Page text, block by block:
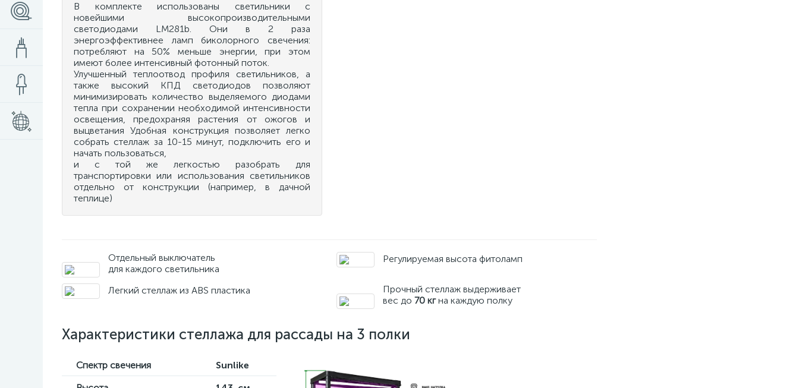
В комплекте использованы светильники с
новейшими высокопроизводительными
светодиодами LM281b. Они в 2 раза
энергоэффективнее ламп биколорного свечения:
потребляют на 50% меньше энергии, при этом
имеют более интенсивный фотонный поток.
Улучшенный теплоотвод профиля светильников, а
также высокий КПД светодиодов позволяют
минимизировать количество выделяемого диодами
тепла при сохранении необходимой интенсивности
освещения, предохраняя растения от ожогов и
выцветания Удобная конструкция позволяет легко
собрать стеллаж за 10-15 минут, подключить его и
начать пользоваться,
и с той же легкостью разобрать для
транспортировки или использования светильников
отдельно от конструкции (например, в дачной
теплице)
Отдельный выключатель
для каждого светильника
Регулируемая высота фитоламп
Легкий стеллаж из ABS пластика
Прочный стеллаж выдерживает
вес до 70 кгна каждую полку
Характеристики стеллажа для рассады на 3 полки
Спектр свечения
Sunlike